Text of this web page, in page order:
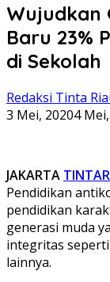
Wujudkan
Baru 23%
di Sekolah
Redaksi Tinta
3 Mei, 20204
JAKARTA
Pendidikan
pendidikan
generasi muda
integritas
lainnya.